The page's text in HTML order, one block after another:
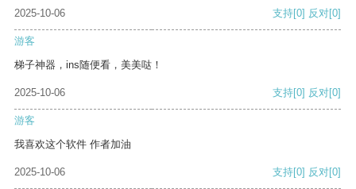
2025-10-06
支持[0] 反对[0]
游客
梯子神器，ins随便看，美美哒！
2025-10-06 支持[0] 反对[0]
游客
我喜欢这个软件 作者加油
2025-10-06 支持[0] 反对[0]